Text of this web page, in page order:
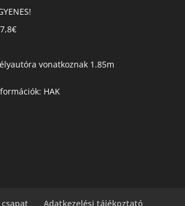
vonatkoznak 1.85m
HAK
csapat Adatkezelési tájékoztató